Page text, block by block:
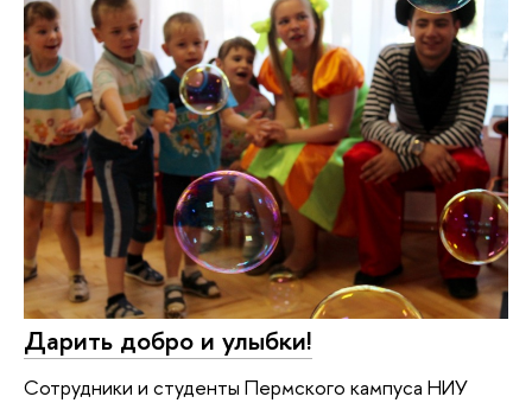
Дарить добро и улыбки!
Сотрудники и студенты Пермского кампуса НИУ